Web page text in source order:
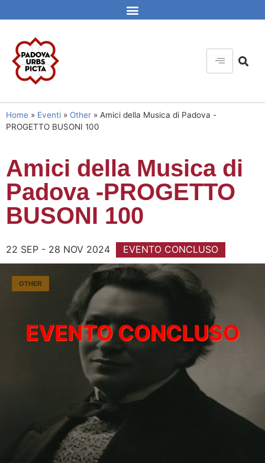
Home » Eventi » Other » Amici della Musica di Padova -
PROGETTO BUSONI 100
Amici della Musica di
Padova -PROGETTO
BUSONI 100
22 SEP - 28 NOV 2024 EVENTO CONCLUSO
OTHER